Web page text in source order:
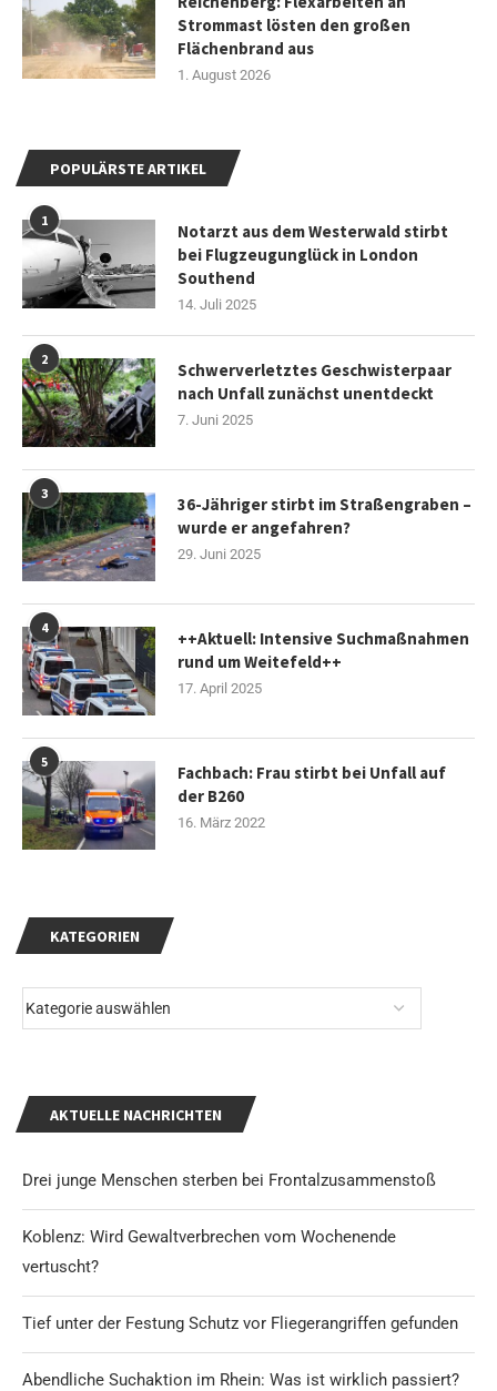
KATEGORIEN
AKTUELLE NACHRICHTEN
Drei junge Menschen sterben bei Frontalzusammenstoß
Koblenz: Wird Gewaltverbrechen vom Wochenende
vertuscht?
Tief unter der Festung Schutz vor Fliegerangriffen gefunden
Abendliche Suchaktion im Rhein: Was ist wirklich passiert?
Strommast lösten den großen
Flächenbrand aus
1. August 2026
POPULÄRSTE ARTIKEL
1
Notarzt aus dem Westerwald stirbt
bei Flugzeugunglück in London
Southend
14. Juli 2025
2
Schwerverletztes Geschwisterpaar
nach Unfall zunächst unentdeckt
7. Juni 2025
3
36-Jähriger stirbt im Straßengraben –
wurde er angefahren?
29. Juni 2025
4
++Aktuell: Intensive Suchmaßnahmen
rund um Weitefeld++
17. April 2025
5
Fachbach: Frau stirbt bei Unfall auf
der B260
16. März 2022